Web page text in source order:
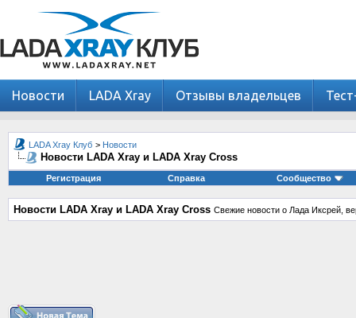
Новости LADA Xray Отзывы владельцев
LADA Xray Клуб > Новости
Новости LADA Xray и LADA Xray Cross
Регистрация Справка Сообщество
Новости LADA Xray и LADA Xray Cross Свежие новости о Лада Иксрей,